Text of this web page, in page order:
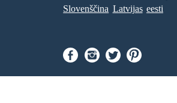
Slovenščina Latvijas eesti